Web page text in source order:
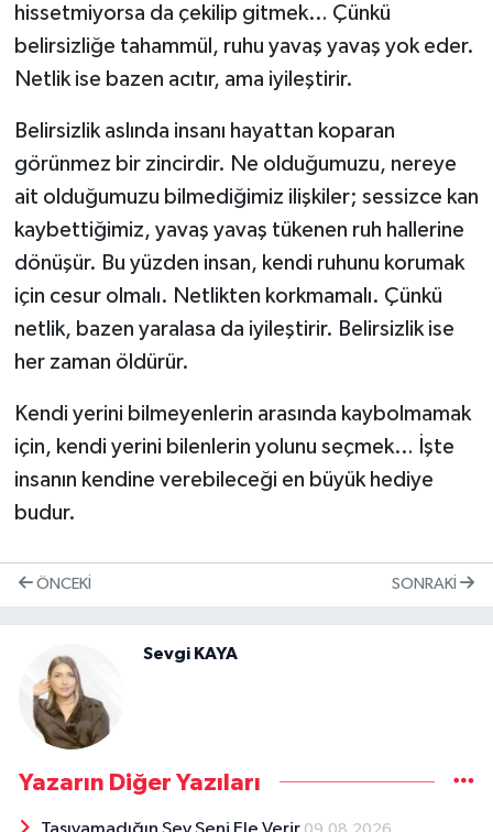
hissetmiyorsa da çekilip gitmek… Çünkü
belirsizliğe tahammül, ruhu yavaş yavaş yok eder.
Netlik ise bazen acıtır, ama iyileştirir.
Belirsizlik aslında insanı hayattan koparan
görünmez bir zincirdir. Ne olduğumuzu, nereye
ait olduğumuzu bilmediğimiz ilişkiler; sessizce kan
kaybettiğimiz, yavaş yavaş tükenen ruh hallerine
dönüşür. Bu yüzden insan, kendi ruhunu korumak
için cesur olmalı. Netlikten korkmamalı. Çünkü
netlik, bazen yaralasa da iyileştirir. Belirsizlik ise
her zaman öldürür.
Kendi yerini bilmeyenlerin arasında kaybolmamak
için, kendi yerini bilenlerin yolunu seçmek… İşte
insanın kendine verebileceği en büyük hediye
budur.
ÖNCEKI SONRAKI
Sevgi KAYA
Yazarın Diğer Yazıları